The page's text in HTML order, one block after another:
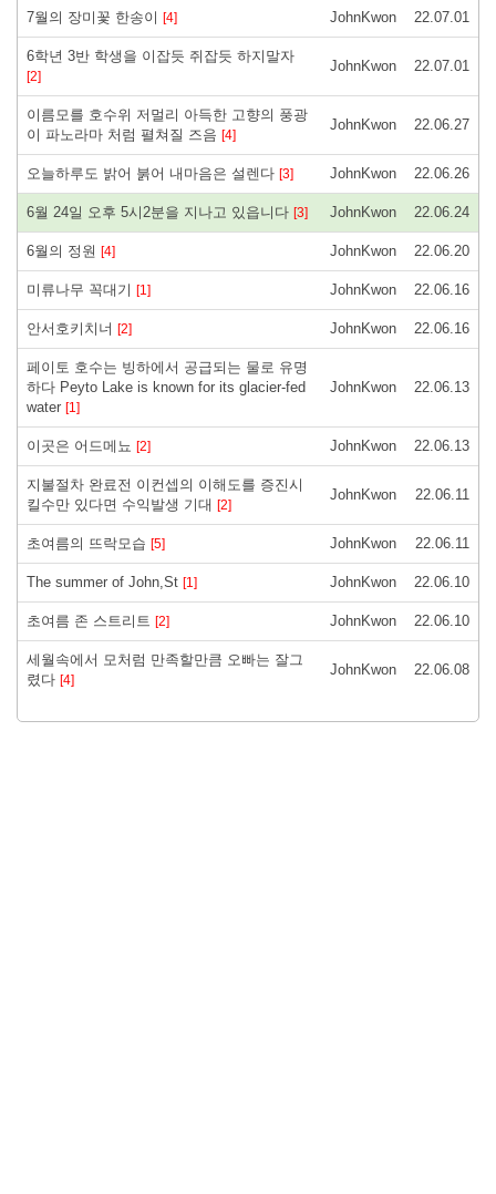
7월의 장미꽃 한송이 [4] JohnKwon 22.07.01
6학년 3반 학생을 이잡듯 쥐잡듯 하지말자
[2]
JohnKwon 22.07.01
이름모를 호수위 저멀리 아득한 고향의 풍광
이 파노라마 처럼 펼쳐질 즈음 [4]
JohnKwon 22.06.27
오늘하루도 밝어 붉어 내마음은 설렌다 [3] JohnKwon 22.06.26
6월 24일 오후 5시2분을 지나고 있읍니다 [3] JohnKwon 22.06.24
6월의 정원 [4] JohnKwon 22.06.20
미류나무 꼭대기 [1] JohnKwon 22.06.16
안서호키치너 [2] JohnKwon 22.06.16
페이토 호수는 빙하에서 공급되는 물로 유명
하다 Peyto Lake is known for its glacier-fed
water [1]
JohnKwon 22.06.13
이곳은 어드메뇨 [2] JohnKwon 22.06.13
지불절차 완료전 이컨셉의 이해도를 증진시
킬수만 있다면 수익발생 기대 [2]
JohnKwon 22.06.11
초여름의 뜨락모습 [5] JohnKwon 22.06.11
The summer of John,St [1] JohnKwon 22.06.10
초여름 존 스트리트 [2] JohnKwon 22.06.10
세월속에서 모처럼 만족할만큼 오빠는 잘그
렸다 [4]
JohnKwon 22.06.08